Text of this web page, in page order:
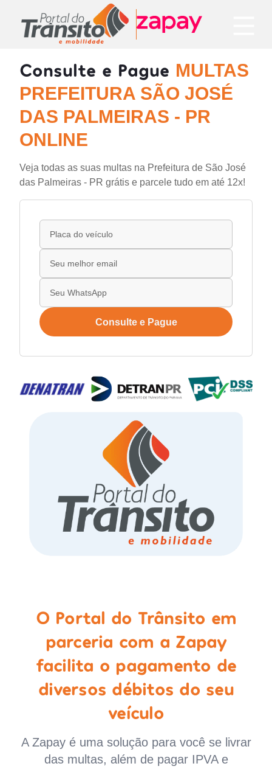
Consulte e Pague MULTAS
PREFEITURA SÃO JOSÉ
DAS PALMEIRAS - PR
ONLINE
Veja todas as suas multas na Prefeitura de São José
das Palmeiras - PR grátis e parcele tudo em até 12x!
Consulte e Pague
O Portal do Trânsito em
parceria com a Zapay
facilita o pagamento de
diversos débitos do seu
veículo
A Zapay é uma solução para você se livrar
das multas, além de pagar IPVA e